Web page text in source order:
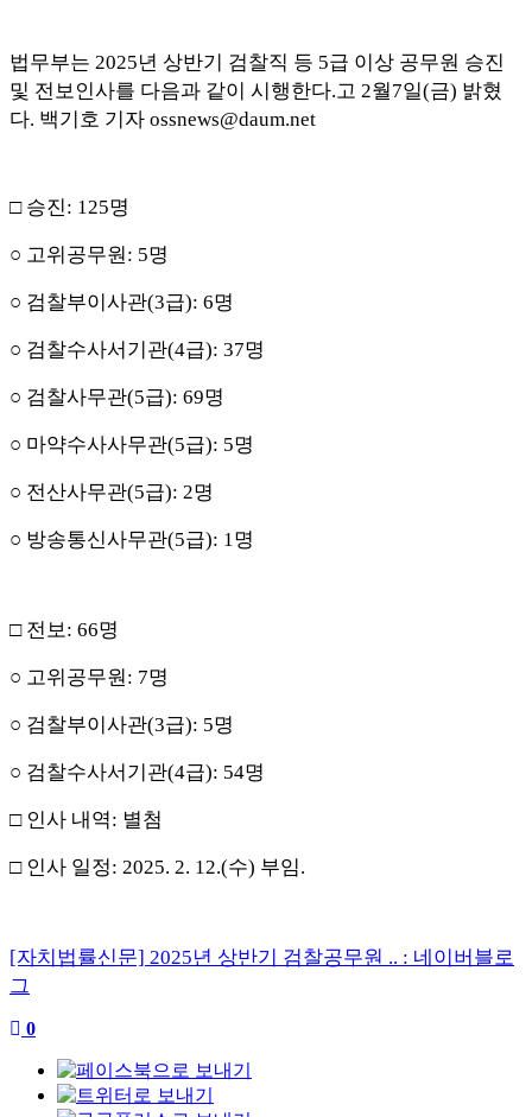
법무부는 2025년 상반기 검찰직 등 5급 이상 공무원 승진
및 전보인사를 다음과 같이 시행한다.고 2월7일(금) 밝혔
다. 백기호 기자 ossnews@daum.net
□ 승진 : 125명
○ 고위공무원 : 5명
○ 검찰부이사관(3급): 6명
○ 검찰수사서기관(4급): 37명
○ 검찰사무관(5급): 69명
○ 마약수사사무관(5급): 5명
○ 전산사무관(5급): 2명
○ 방송통신사무관(5급): 1 명
□ 전보 : 66명
○ 고위공무원 : 7명
○ 검찰부이사관(3급): 5명
○ 검찰수사서기관(4급): 54명
□ 인사 내역: 별첨
□ 인사 일정: 2025. 2. 12.(수) 부임.
[자치법률신문] 2025년 상반기 검찰공무원 .. : 네이버블로
그
0